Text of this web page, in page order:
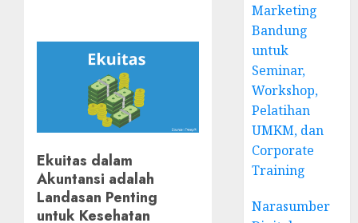
Ekuitas dalam
Akuntansi adalah
Landasan Penting
untuk Kesehatan
Marketing
Bandung
untuk
Seminar,
Workshop,
Pelatihan
UMKM, dan
Corporate
Training
Narasumber